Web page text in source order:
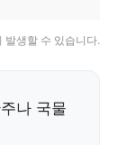
발생할 수 있습니다.
나 국물